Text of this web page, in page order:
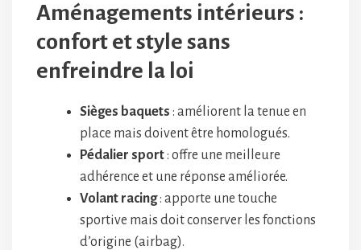
Aménagements intérieurs :
confort et style sans
enfreindre la loi
Sièges baquets : améliorent la tenue en
place mais doivent être homologués.
Pédalier sport: offre une meilleure
adhérence et une réponse améliorée.
Volant racing: apporte une touche
sportive mais doit conserver les fonctions
d’origine (airbag).